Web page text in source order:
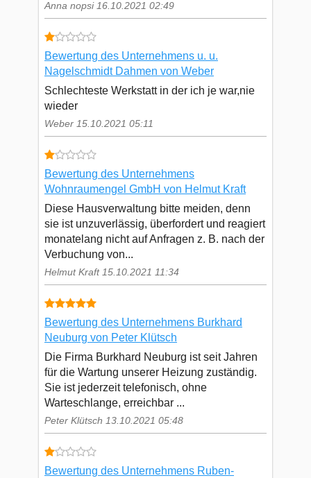
Anna nopsi 16.10.2021 02:49
Bewertung des Unternehmens u. u.
Nagelschmidt Dahmen von Weber
Schlechteste Werkstatt in der ich je war,nie
wieder
Weber 15.10.2021 05:11
Bewertung des Unternehmens
Wohnraumengel GmbH von Helmut Kraft
Diese Hausverwaltung bitte meiden, denn
sie ist unzuverlässig, überfordert und reagiert
monatelang nicht auf Anfragen z. B. nach der
Verbuchung von...
Helmut Kraft 15.10.2021 11:34
Bewertung des Unternehmens Burkhard
Neuburg von Peter Klütsch
Die Firma Burkhard Neuburg ist seit Jahren
für die Wartung unserer Heizung zuständig.
Sie ist jederzeit telefonisch, ohne
Warteschlange, erreichbar ...
Peter Klütsch 13.10.2021 05:48
Bewertung des Unternehmens Ruben-